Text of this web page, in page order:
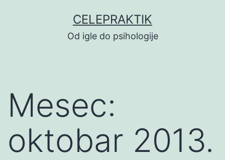
CELEPRAKTIK
Od igle do psihologije
Mesec:
oktobar 2013.